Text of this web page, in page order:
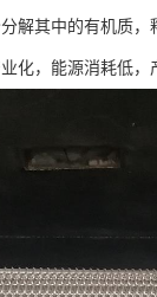
解其中的有机质
化，能源消耗低，